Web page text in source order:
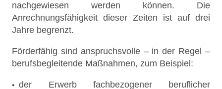
nachgewiesen werden können. Die
Anrechnungsfähigkeit dieser Zeiten ist auf drei
Jahre begrenzt.
Förderfähig sind anspruchsvolle – in der Regel –
berufsbegleitende Maßnahmen, zum Beispiel:
der Erwerb fachbezogener beruflicher